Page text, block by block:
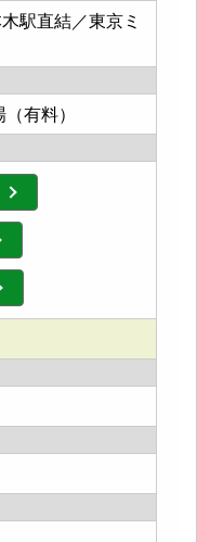
駅直結／東京ミ
有料）